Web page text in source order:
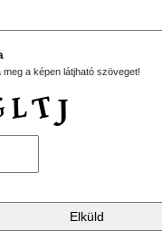
meg a képen látjható szöveget!